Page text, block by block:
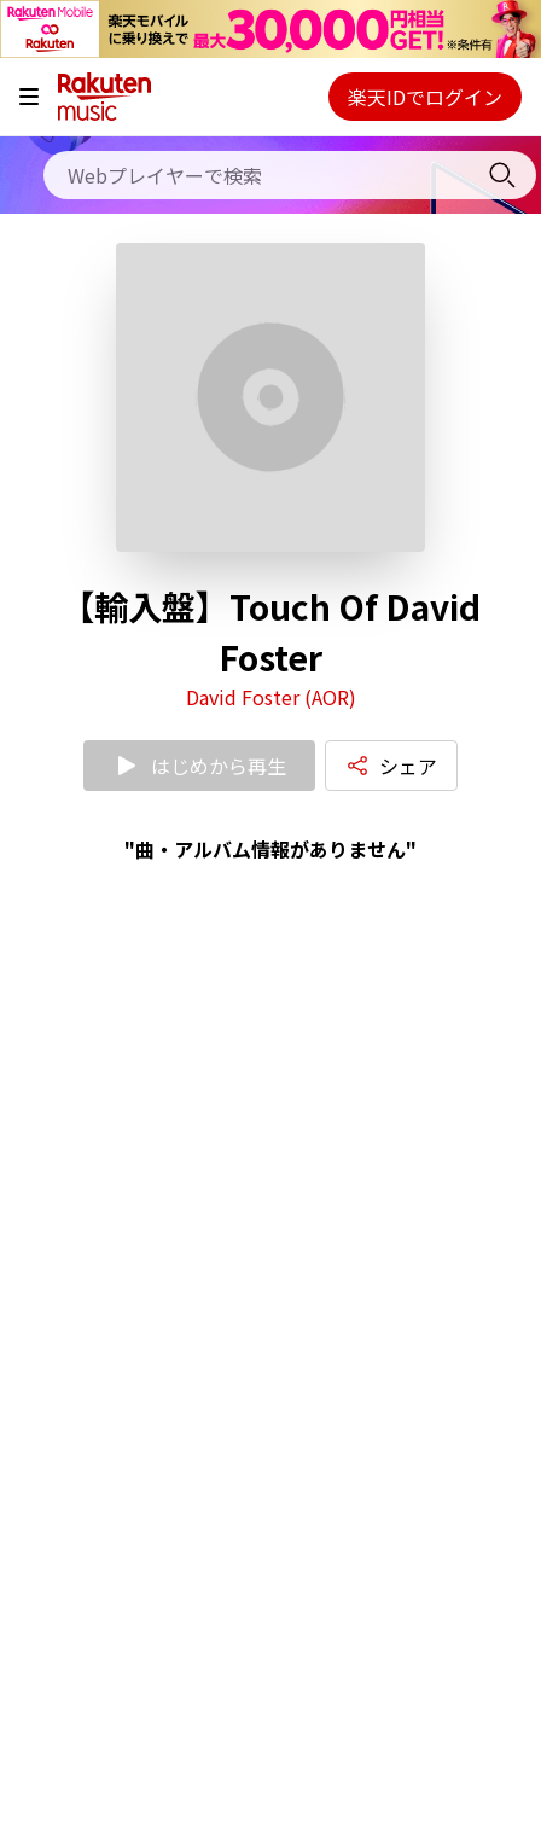
キャンペーン
料金プラン
使い方
Webプレイヤー
ご契約内容の確認・変更
楽天IDでログイン
【輸入盤】Touch Of David
Foster
David Foster (AOR)
はじめから再生 シェア
"曲・アルバム情報がありません"